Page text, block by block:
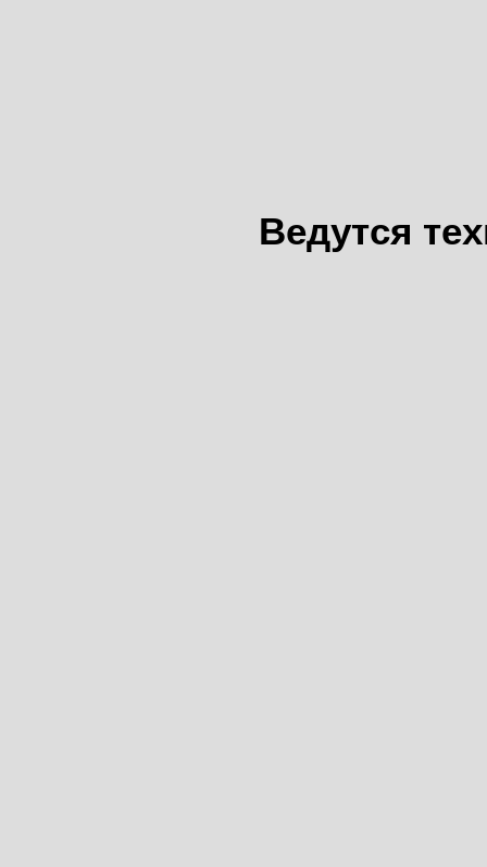
Ведутся